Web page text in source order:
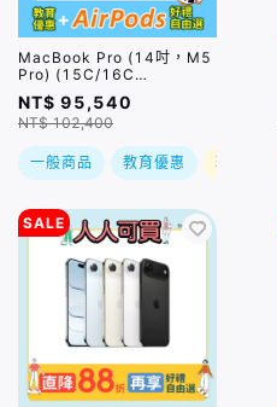
MacBook Pro (14吋，M5
Pro) (15C/16C
GPU/24GB/2TB) / 兩色｜
預購，到貨後依訂單順序出
貨
NT$ 95,540
NT$ 102,400
一般商品 教育優惠 現折
SALE